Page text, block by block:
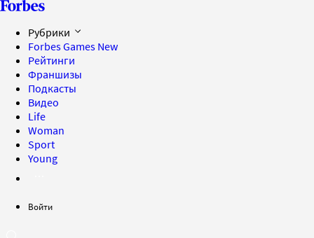
Рубрики
Forbes Games New
Рейтинги
Франшизы
Подкасты
Видео
Life
Woman
Sport
Young
Войти